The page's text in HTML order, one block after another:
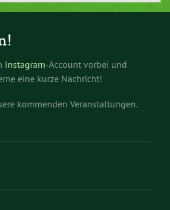
Instagram-Account vorbei und
eine kurze Nachricht!
kommenden Veranstaltungen.